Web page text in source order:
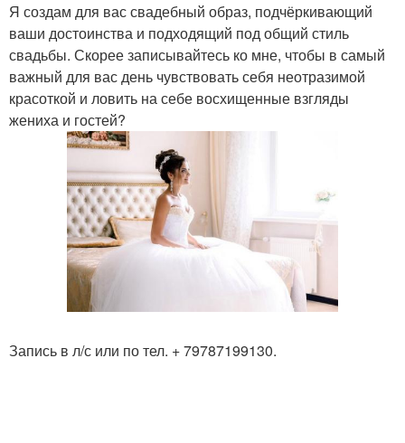
Я создам для вас свадебный образ, подчёркивающий
ваши достоинства и подходящий под общий стиль
свадьбы. Скорее записывайтесь ко мне, чтобы в самый
важный для вас день чувствовать себя неотразимой
красоткой и ловить на себе восхищенные взгляды
жениха и гостей?
Запись в л/с или по тел. + 79787199130.